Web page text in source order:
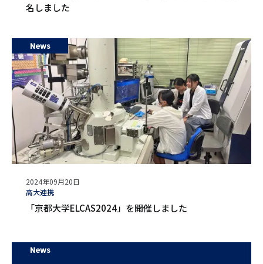
名しました
News
公
開
日
2024年09月20日
タ
グ
高大連携
「京都大学ELCAS2024」を開催しました
News